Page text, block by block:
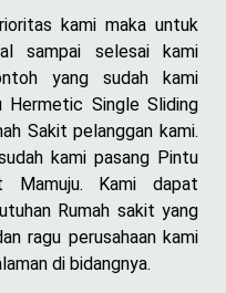
kami maka untuk
sampai selesai kami
yang sudah kami
Hermetic Single Sliding
Sakit pelanggan kami.
kami pasang Pintu
Mamuju. Kami dapat
Rumah sakit yang
ragu perusahaan kami
di bidangnya.